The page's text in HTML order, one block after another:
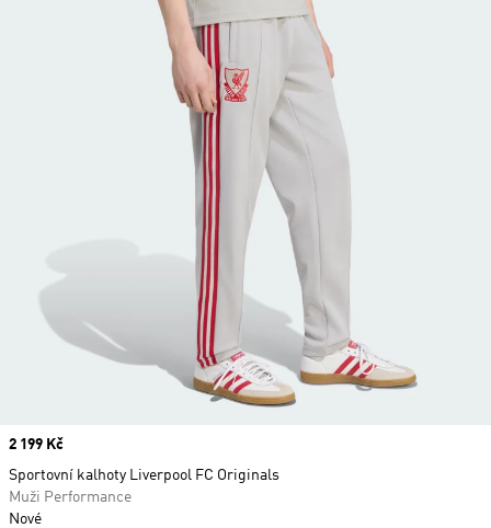
Price
2 199 Kč
Sportovní kalhoty Liverpool FC Originals
Muži Performance
Nové